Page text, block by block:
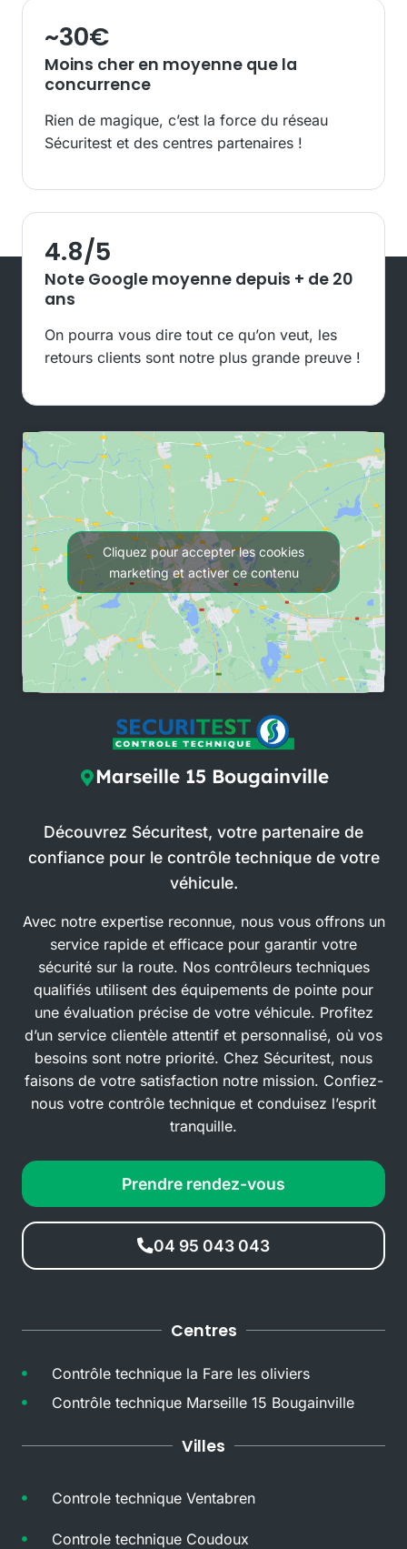
~30€
Moins cher en moyenne que la
concurrence
Rien de magique, c’est la force du réseau
Sécuritest et des centres partenaires !
4.8/5
Note Google moyenne depuis + de 20
ans
On pourra vous dire tout ce qu’on veut, les
retours clients sont notre plus grande preuve !
Cliquez pour accepter les cookies
marketing et activer ce contenu
Marseille 15 Bougainville
Découvrez Sécuritest, votre partenaire de
confiance pour le contrôle technique de votre
véhicule.
Avec notre expertise reconnue, nous vous offrons un
service rapide et efficace pour garantir votre
sécurité sur la route. Nos contrôleurs techniques
qualifiés utilisent des équipements de pointe pour
une évaluation précise de votre véhicule. Profitez
d’un service clientèle attentif et personnalisé, où vos
besoins sont notre priorité. Chez Sécuritest, nous
faisons de votre satisfaction notre mission. Confiez-
nous votre contrôle technique et conduisez l’esprit
tranquille.
Prendre rendez-vous
04 95 043 043
Centres
Contrôle technique la Fare les oliviers
Contrôle technique Marseille 15 Bougainville
Villes
Controle technique Ventabren
Controle technique Coudoux